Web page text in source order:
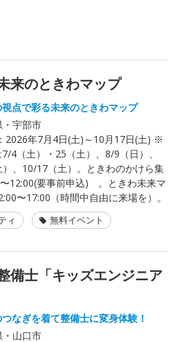
来のときわマップ
点で彩る未来のときわマップ
・宇部市
2026年7月4日(土)～10月17日(土) ※
4（土）・25（土）、8/9（日）、
、10/17（土）。ときわのかけら集
12:00(要事前申込) 。ときわ未来マ
〜17:00（時間中自由に来場を）。
ィ 無料イベント
備士「キッズエンジニア
なぎを着て整備士に変身体験！
・山口市